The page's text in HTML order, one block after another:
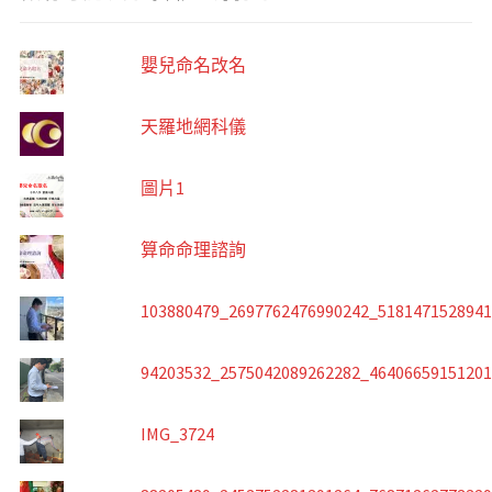
嬰兒命名改名
天羅地網科儀
圖片1
算命命理諮詢
IMG_3724